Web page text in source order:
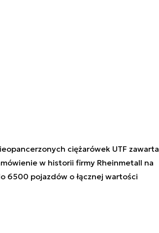
ciężarówek UTF zawarta
w historii firmy Rheinmetall na
6500 pojazdów o łącznej wartości